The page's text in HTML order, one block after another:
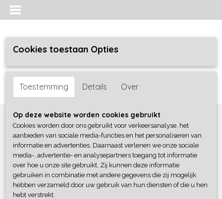
Inloggen Registreren
Home >Meisjes baby>Jurken / Rokken/ Jumpsuit
Cookies toestaan Opties
Toestemming Details Over
Op deze website worden cookies gebruikt
Cookies worden door ons gebruikt voor verkeersanalyse, het
aanbieden van sociale media-functies en het personaliseren van
informatie en advertenties. Daarnaast verlenen we onze sociale
media-, advertentie- en analysepartners toegang tot informatie
over hoe u onze site gebruikt. Zij kunnen deze informatie
gebruiken in combinatie met andere gegevens die zij mogelijk
hebben verzameld door uw gebruik van hun diensten of die u hen
hebt verstrekt.